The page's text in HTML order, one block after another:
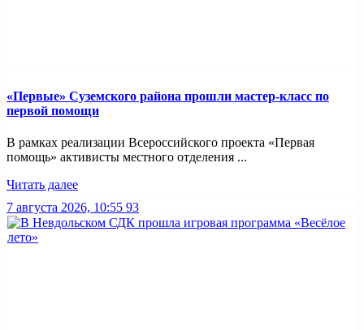
«Первые» Суземского района прошли мастер-класс по
первой помощи
В рамках реализации Всероссийского проекта «Первая
помощь» активисты местного отделения ...
Читать далее
7 августа 2026, 10:55 93